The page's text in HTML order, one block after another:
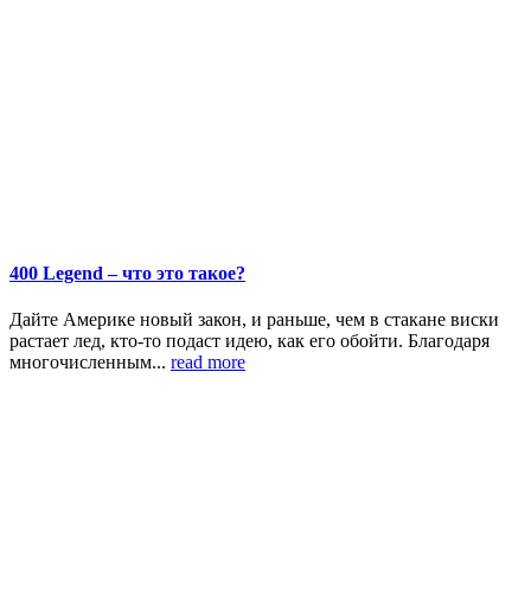
400 Legend – что это такое?
Дайте Америке новый закон, и раньше, чем в стакане виски
растает лед, кто-то подаст идею, как его обойти. Благодаря
многочисленным... read more